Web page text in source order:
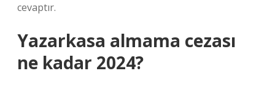
cevaptır.
Yazarkasa almama cezası
ne kadar 2024?